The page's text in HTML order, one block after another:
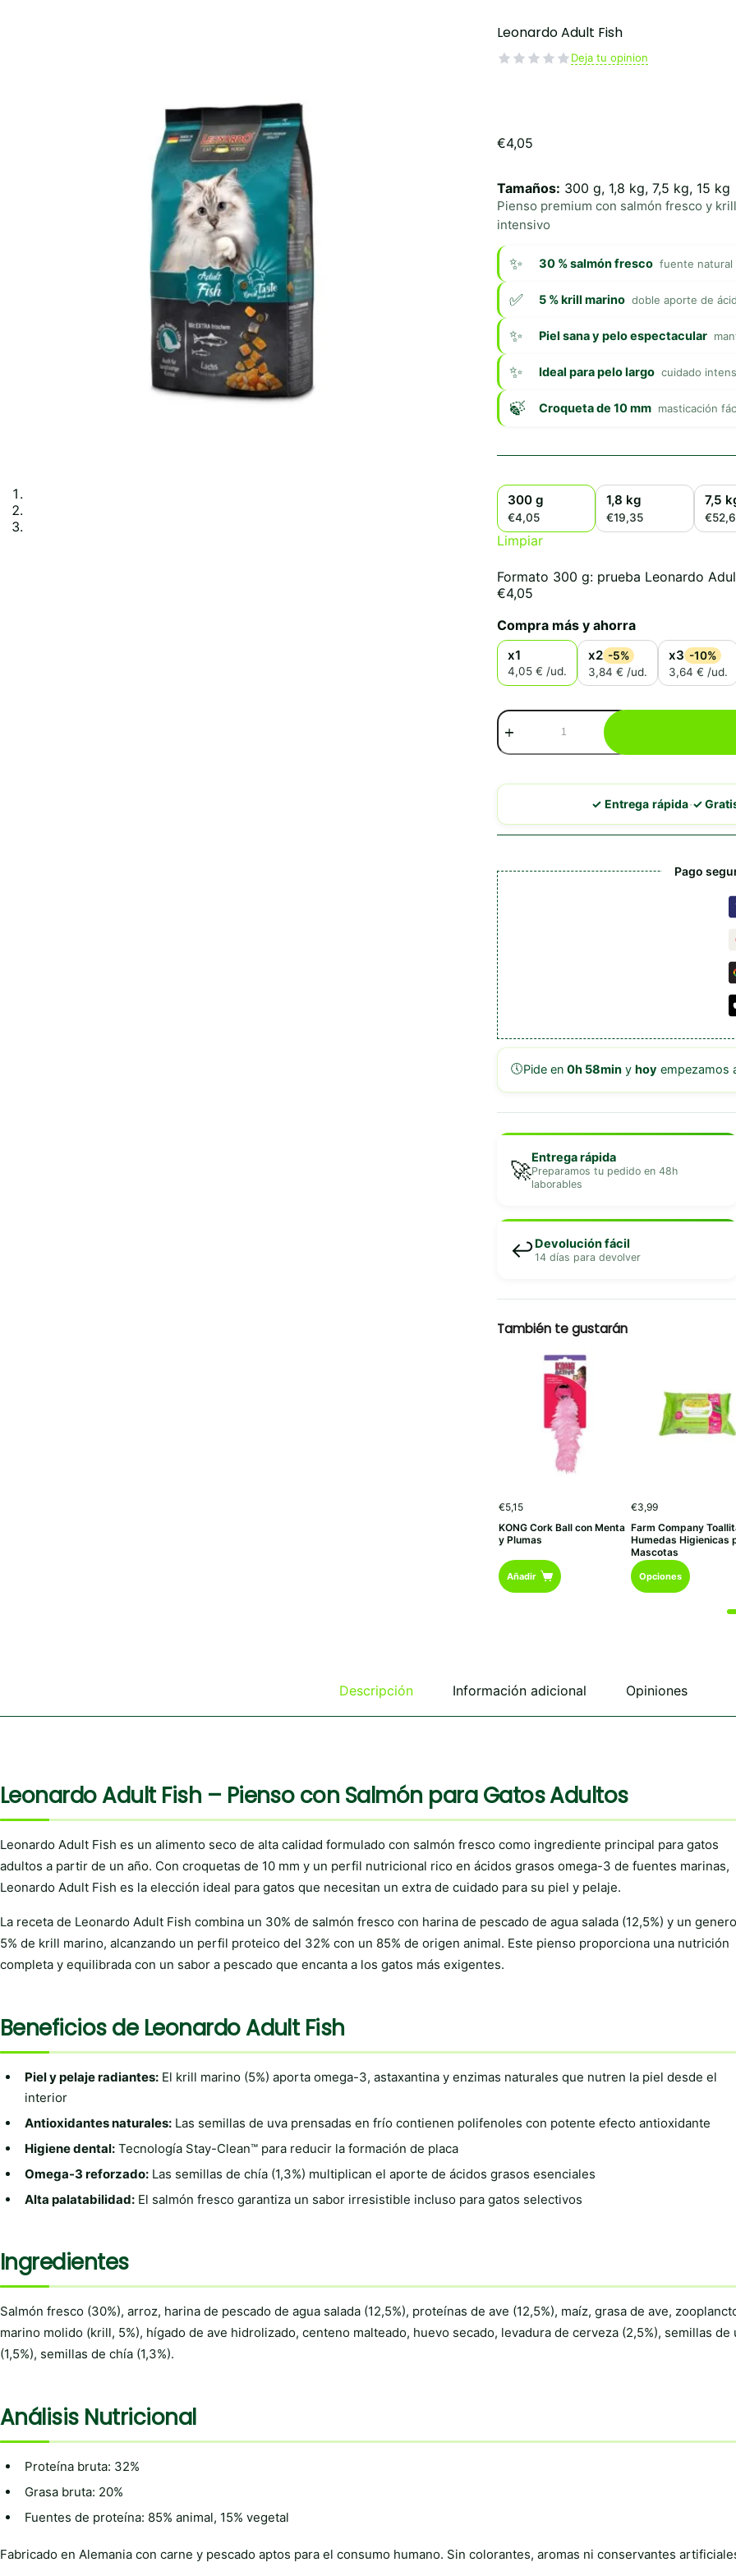
Leonardo Adult Fish
Deja tu opinion
€4,05
Tamaños: 300 g, 1,8 kg, 7,5 kg, 15 kg
Pienso premium con salmón fresco y
intensivo
30 % salmón fresco fuente natural
5 % krill marino doble aporte de
Piel sana y pelo espectacular
Ideal para pelo largo cuidado
Croqueta de 10 mm masticación
300 g
€4,05
1,8 kg
€19,35
7,5
Limpiar
Formato 300 g: prueba Leonardo
€4,05
Compra más y ahorra
x1
4,05 € /ud.
x2 -5%
3,84 € /ud.
x3 -10%
3,64 € /ud.
Leonardo
Adult
Fish
✓ Entrega rápida·✓
Pago
🕔Pide en 0h 58miny hoy empezamos
🚀Entrega rápida
Preparamos tu pedido en 48h
laborables
↩️Devolución fácil
14 días para devolver
También te gustarán
€5,15
KONG Cork Ball con Menta
y Plumas
Añadir
€3,99
Farm Company
Humedas Higienicas
Mascotas
Opciones
Este
producto
se
pueden
elegir
Descripción Información adicional Opiniones
Leonardo Adult Fish – Pienso con Salmón para Gatos Adultos
Leonardo Adult Fish es un alimento seco de alta calidad formulado con salmón fresco como ingrediente principal para gatos
adultos a partir de un año. Con croquetas de 10 mm y un perfil nutricional rico en ácidos grasos omega-3 de fuentes marinas,
Leonardo Adult Fish es la elección ideal para gatos que necesitan un extra de cuidado para su piel y pelaje.
La receta de Leonardo Adult Fish combina un 30% de salmón fresco con harina de pescado de agua salada (12,5%) y un
5% de krill marino, alcanzando un perfil proteico del 32% con un 85% de origen animal. Este pienso proporciona una nutrición
completa y equilibrada con un sabor a pescado que encanta a los gatos más exigentes.
Beneficios de Leonardo Adult Fish
Piel y pelaje radiantes: El krill marino (5%) aporta omega-3, astaxantina y enzimas naturales que nutren la piel desde el
interior
Antioxidantes naturales: Las semillas de uva prensadas en frío contienen polifenoles con potente efecto antioxidante
Higiene dental: Tecnología Stay-Clean™ para reducir la formación de placa
Omega-3 reforzado: Las semillas de chía (1,3%) multiplican el aporte de ácidos grasos esenciales
Alta palatabilidad: El salmón fresco garantiza un sabor irresistible incluso para gatos selectivos
Ingredientes
Salmón fresco (30%), arroz, harina de pescado de agua salada (12,5%), proteínas de ave (12,5%), maíz, grasa de ave,
marino molido (krill, 5%), hígado de ave hidrolizado, centeno malteado, huevo secado, levadura de cerveza (2,5%), semillas de
(1,5%), semillas de chía (1,3%).
Análisis Nutricional
Proteína bruta: 32%
Grasa bruta: 20%
Fuentes de proteína: 85% animal, 15% vegetal
Fabricado en Alemania con carne y pescado aptos para el consumo humano. Sin colorantes, aromas ni conservantes